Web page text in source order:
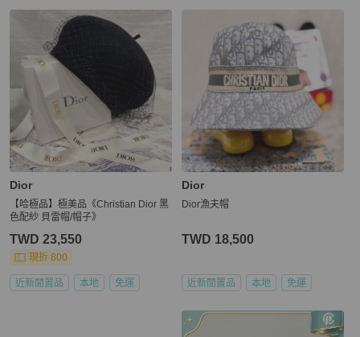
Dior
【哈極品】極美品《Christian Dior 黑
色配紗 貝雷帽/帽子》
TWD 23,550
現折 800
近新閒置品 本地 免運
Dior
Dior漁夫帽
TWD 18,500
近新閒置品 本地 免運